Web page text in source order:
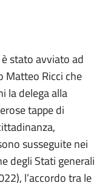
stato avviato ad
Matteo Ricci che
la delega alla
tappe di
susseguite nei
degli Stati generali
l’accordo tra le